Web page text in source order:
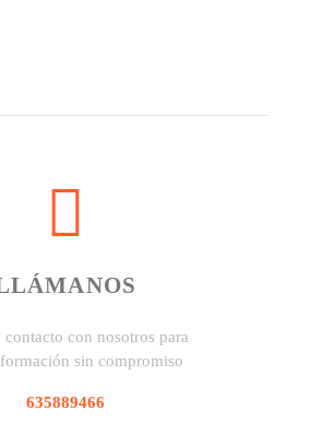
contacto con nosotros para
sin compromiso
635889466